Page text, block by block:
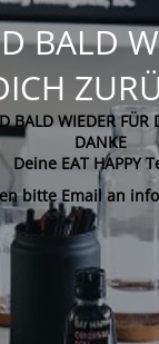
BALD
BALD WIEDER FÜR
DANKE
Deine EAT HAPPY
bitte Email an